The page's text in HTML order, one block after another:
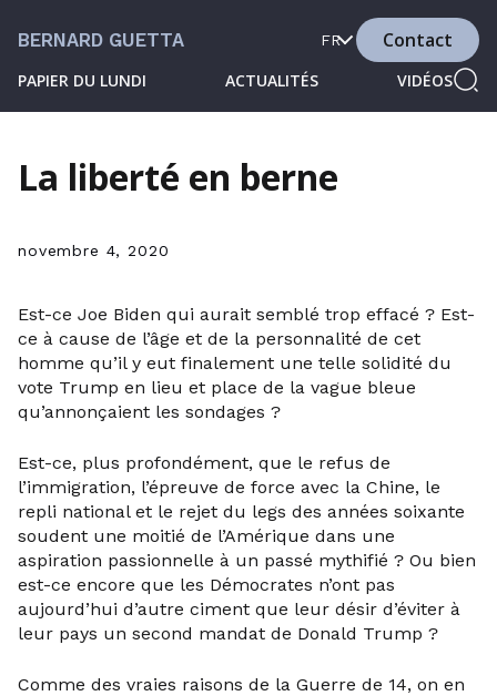
BERNARD GUETTA
PAPIER DU LUNDI ACTUALITÉS VIDÉOS
FR Contact
La liberté en berne
novembre 4, 2020
Est-ce Joe Biden qui aurait semblé trop effacé ? Est-
ce à cause de l’âge et de la personnalité de cet
homme qu’il y eut finalement une telle solidité du
vote Trump en lieu et place de la vague bleue
qu’annonçaient les sondages ?
Est-ce, plus profondément, que le refus de
l’immigration, l’épreuve de force avec la Chine, le
repli national et le rejet du legs des années soixante
soudent une moitié de l’Amérique dans une
aspiration passionnelle à un passé mythifié ? Ou bien
est-ce encore que les Démocrates n’ont pas
aujourd’hui d’autre ciment que leur désir d’éviter à
leur pays un second mandat de Donald Trump ?
Comme des vraies raisons de la Guerre de 14, on en